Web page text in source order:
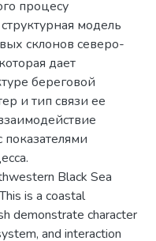
процесу
модель
склонов северо-
дает
береговой
и тип связи ее
Black Sea
is a coastal
demonstrate character
and interaction